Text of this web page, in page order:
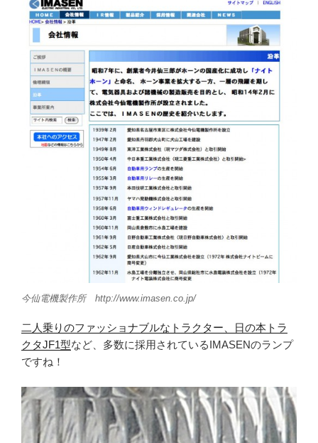
今仙電機製作所 http://www.imasen.co.jp/
二人乗りのファッショナブルなトラクター、日の本トラ
クタJF1型など、多数に採用されているIMASENのランプ
ですね！